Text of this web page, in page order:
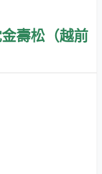
，其成本更低，所以
下。
是因為漆器工藝有其
，形狀也以直筒狀為
常理想，特別是取代
壽松（越前